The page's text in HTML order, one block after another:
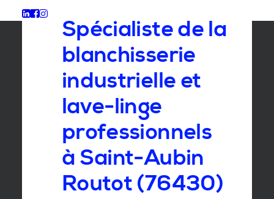
Spécialiste de la
blanchisserie
industrielle et
lave-linge
professionnels
à Saint-Aubin
Routot (76430)